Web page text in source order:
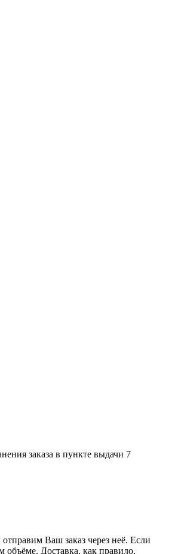
заказа в пункте выдачи 7
Ваш заказ через неё. Если
объёме. Доставка, как правило,